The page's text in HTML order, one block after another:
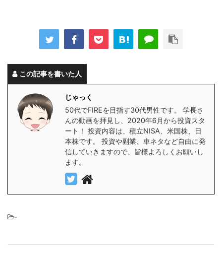
この記事を書いた人
じゃっく
50代でFIREを目指す30代男性です。 学長さ
んの動画を拝見し、2020年6月から投資スタ
ート！ 投資内容は、積立NISA、米国株、日
本株です。 投資や副業、車ネタなど自由に発
信していきますので、皆様よろしくお願いし
ます。
-